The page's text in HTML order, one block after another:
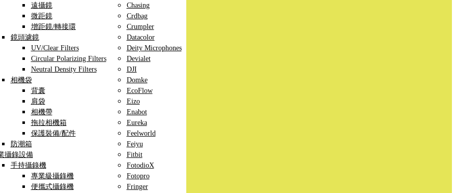
遠攝鏡
微距鏡
增距鏡/轉接環
鏡頭濾鏡
UV/Clear Filters
Circular Polarizing Filters
Neutral Density Filters
相機袋
背囊
肩袋
相機帶
拖拉相機箱
保護裝備/配件
防潮箱
攝錄設備
手持攝錄機
專業級攝錄機
便攜式攝錄機
Chasing
Crdbag
Crumpler
Datacolor
Deity Microphones
Devialet
DJI
Domke
EcoFlow
Eizo
Enabot
Eureka
Feelworld
Feiyu
Fitbit
FotodioX
Fotopro
Fringer